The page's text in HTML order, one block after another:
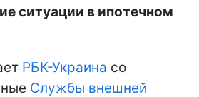
ситуации в ипотечном
РБК-Украина со
Службы внешней